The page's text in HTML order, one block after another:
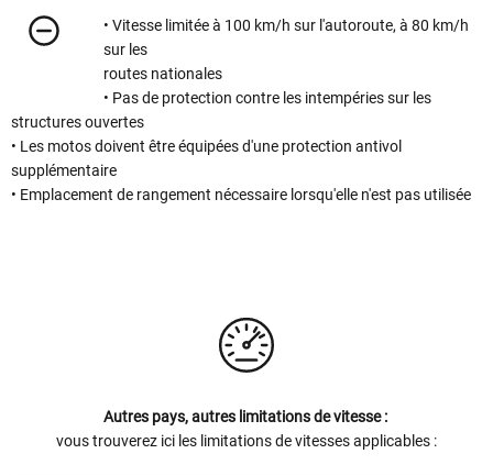
• Vitesse limitée à 100 km/h sur l'autoroute, à 80 km/h
sur les
routes nationales
• Pas de protection contre les intempéries sur les
structures ouvertes
• Les motos doivent être équipées d'une protection antivol
supplémentaire
• Emplacement de rangement nécessaire lorsqu'elle n'est pas utilisée
Autres pays, autres limitations de vitesse :
vous trouverez ici les limitations de vitesses applicables :